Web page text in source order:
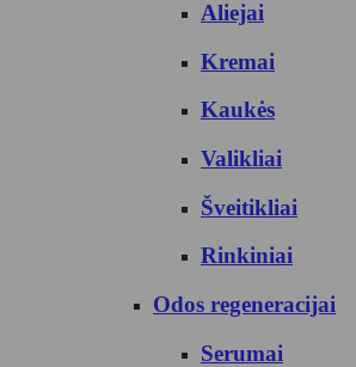
Aliejai
Kremai
Kaukės
Valikliai
Šveitikliai
Rinkiniai
Odos regeneracijai
Serumai